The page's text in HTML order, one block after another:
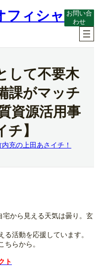
フィシャ
お問い合
わせ
して不要木
課がマッチ
資源活用事
】
内充の上田あさイチ！
から見える天気は曇り。玄
活動を応援しています。
ちらから。
ト